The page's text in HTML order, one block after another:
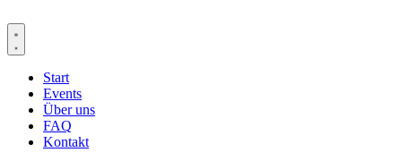
Inhalt
springen
Start
Events
Über uns
FAQ
Kontakt